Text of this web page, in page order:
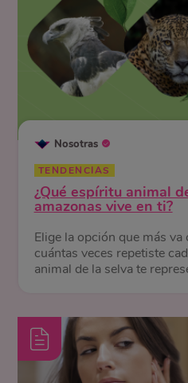
Nosotras
TENDENCIAS
¿Qué espíritu animal
amazonas vive en ti?
Elige la opción que más
cuántas veces repetiste
animal de la selva te